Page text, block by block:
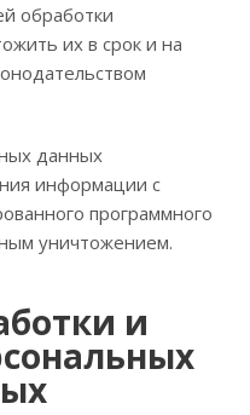
обработки
их в срок и на
данных
информации с
программного
уничтожением.
и